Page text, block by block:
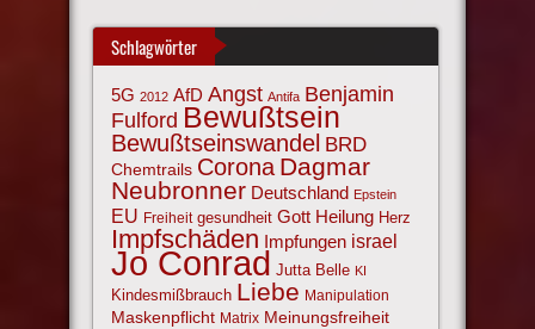
Schlagwörter
5G 2012 AfD Angst Antifa Benjamin
Fulford Bewußtsein
Bewußtseinswandel BRD
Chemtrails Corona Dagmar
Neubronner Deutschland Epstein
EU Freiheit gesundheit Gott Heilung Herz
Impfschäden Impfungen israel
Jo Conrad Jutta Belle KI
Kindesmißbrauch Liebe Manipulation
Maskenpflicht Matrix Meinungsfreiheit